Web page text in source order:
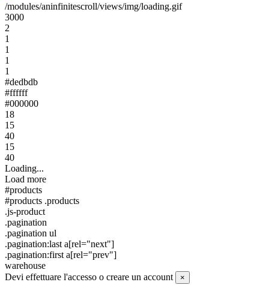
/modules/aninfinitescroll/views/img/loading.gif
3000
2
1
1
1
1
#dedbdb
#ffffff
#000000
18
15
40
15
40
Loading...
Load more
#products
#products .products
.js-product
.pagination
.pagination ul
.pagination:last a[rel="next"]
.pagination:first a[rel="prev"]
warehouse
Devi effettuare l'accesso o creare un account
×